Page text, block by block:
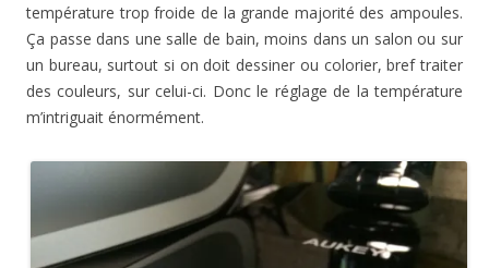
température trop froide de la grande majorité des ampoules.
Ça passe dans une salle de bain, moins dans un salon ou sur
un bureau, surtout si on doit dessiner ou colorier, bref traiter
des couleurs, sur celui-ci. Donc le réglage de la température
m’intriguait énormément.